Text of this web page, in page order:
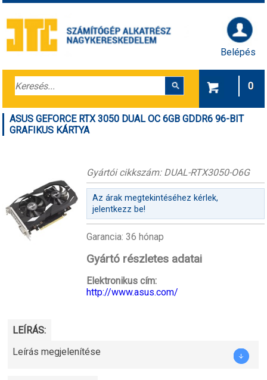
Belépés
0
ASUS GEFORCE RTX 3050 DUAL OC 6GB GDDR6 96-BIT
GRAFIKUS KÁRTYA
Gyártói cikkszám: DUAL-RTX3050-O6G
Az árak megtekintéséhez kérlek,
jelentkezz be!
Garancia: 36 hónap
Gyártó részletes adatai
Elektronikus cím:
http://www.asus.com/
LEÍRÁS:
Leírás megjelenítése